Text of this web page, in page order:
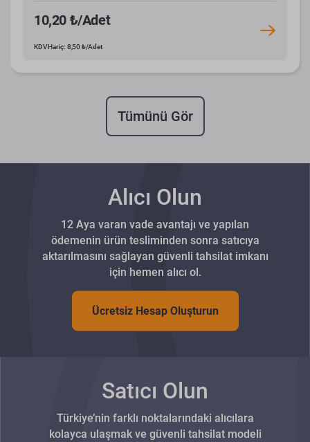
10,20 ₺/Adet
KDV Hariç: 8,50 ₺/Adet
Tümünü Gör
Alıcı Olun
12 Aya varan vade avantajı ve yapılan
ödemenin ürün tesliminden sonra satıcıya
aktarılmasını sağlayan güvenli tahsilat imkanı
için hemen alıcı ol.
Ücretsiz Hesap Oluşturun
Satıcı Olun
Türkiye’nin farklı noktalarındaki alıcılara
kolayca ulaşmak ve güvenli tahsilat modeli